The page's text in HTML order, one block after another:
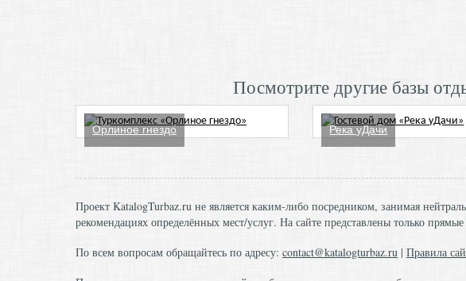
Посмотрите другие базы
Орлиное гнездо Река уДачи
Проект KatalogTurbaz.ru не является каким-либо посредником, занимая
рекомендациях определённых мест/услуг. На сайте представлены только
По всем вопросам обращайтесь по адресу: contact@katalogturbaz.ru | Правила